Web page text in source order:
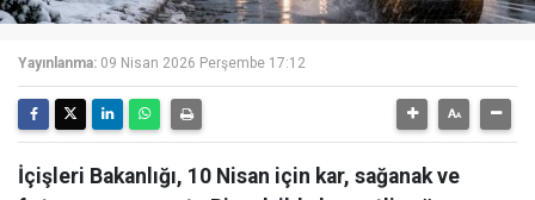
Yayınlanma: 09 Nisan 2026 Perşembe 17:12
İçişleri Bakanlığı, 10 Nisan için kar, sağanak ve